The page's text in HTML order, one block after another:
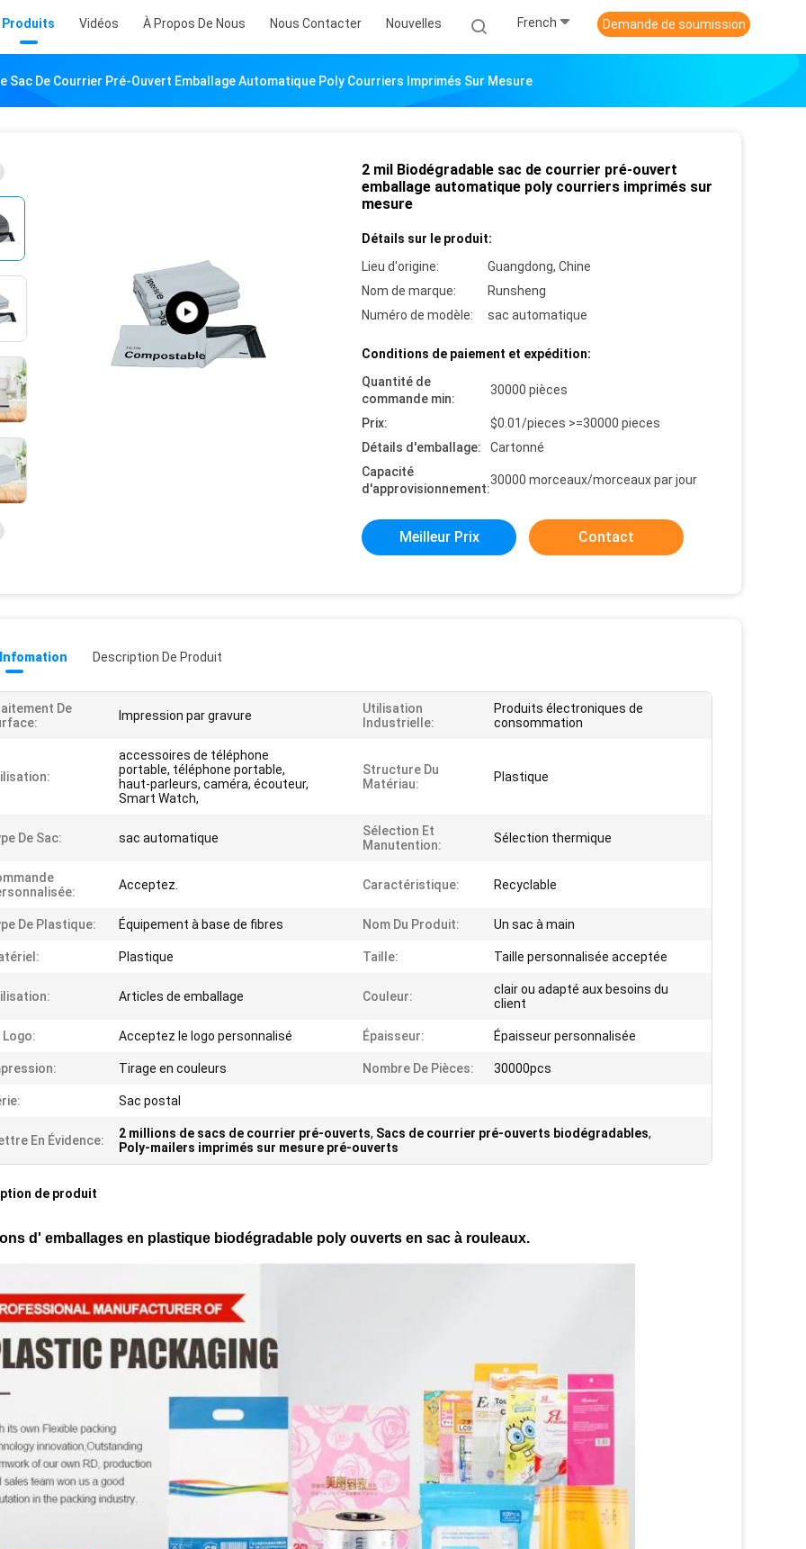
Produits Vidéos À Propos De Nous Nous Contacter Nouvelles French Demande de soumission
Sac De Courrier Pré-Ouvert Emballage Automatique Poly Courriers Imprimés Sur Mesure
2 mil Biodégradable sac de courrier pré-ouvert
emballage automatique poly courriers imprimés sur
mesure
Détails sur le produit:
Lieu d'origine:
Guangdong, Chine
Nom de marque:
Runsheng
Numéro de modèle:
sac automatique
Conditions de paiement et expédition:
Quantité de
commande min:
30000 pièces
Prix:
$0.01/pieces >=30000 pieces
Détails d'emballage:
Cartonné
Capacité
d'approvisionnement:
30000 morceaux/morceaux par jour
Meilleur Prix Contact
Description De Produit
De
Impression par gravure
Utilisation
Industrielle:
Produits électroniques de
consommation
accessoires de téléphone
portable, téléphone portable,
haut-parleurs, caméra, écouteur,
Smart Watch,
Structure Du
Matériau:
Plastique
De Sac: sac automatique
Sélection Et
Manutention:
Sélection thermique
Acceptez. Caractéristique: Recyclable
De Plastique: Équipement à base de fibres Nom Du Produit: Un sac à main
Plastique Taille: Taille personnalisée acceptée
Articles de emballage Couleur:
clair ou adapté aux besoins du
client
Logo: Acceptez le logo personnalisé Épaisseur: Épaisseur personnalisée
Tirage en couleurs Nombre De Pièces: 30000pcs
Sac postal
En Évidence: 2 millions de sacs de courrier pré-ouverts, Sacs de courrier pré-ouverts biodégradables,
Poly-mailers imprimés sur mesure pré-ouverts
de produit
d' emballages en plastique biodégradable poly ouverts en sac à rouleaux.